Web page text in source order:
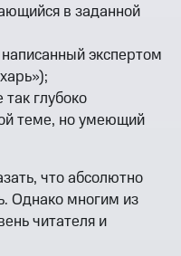
в заданной
экспертом
глубоко
теме, но умеющий
что абсолютно
Однако многим из
читателя и